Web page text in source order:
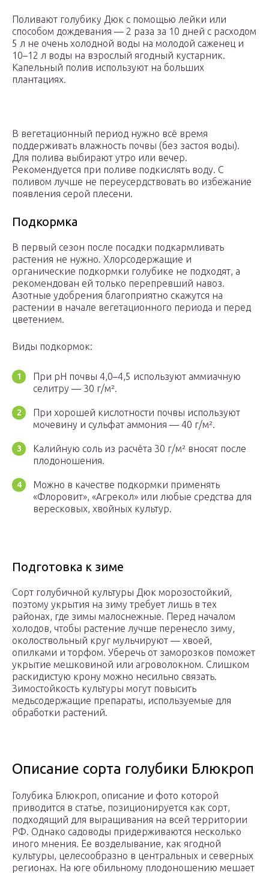
Поливают голубику Дюк с помощью лейки или
способом дождевания — 2 раза за 10 дней с расходом
5 л не очень холодной воды на молодой саженец и
10–12 л воды на взрослый ягодный кустарник.
Капельный полив используют на больших
плантациях.
В вегетационный период нужно всё время
поддерживать влажность почвы (без застоя воды).
Для полива выбирают утро или вечер.
Рекомендуется при поливе подкислять воду. С
поливом лучше не переусердствовать во избежание
появления серой плесени.
Подкормка
В первый сезон после посадки подкармливать
растения не нужно. Хлорсодержащие и
органические подкормки голубике не подходят, а
рекомендован ей только перепревший навоз.
Азотные удобрения благоприятно скажутся на
растении в начале вегетационного периода и перед
цветением.
Виды подкормок:
При рН почвы 4,0–4,5 используют аммиачную
селитру — 30 г/м².
При хорошей кислотности почвы используют
мочевину и сульфат аммония — 40 г/м².
Калийную соль из расчёта 30 г/м² вносят после
плодоношения.
Можно в качестве подкормки применять
«Флоровит», «Агрекол» или любые средства для
вересковых, хвойных культур.
Подготовка к зиме
Сорт голубичной культуры Дюк морозостойкий,
поэтому укрытия на зиму требует лишь в тех
районах, где зимы малоснежные. Перед началом
холодов, чтобы растение лучше перенесло зиму,
околоствольный круг мульчируют — хвоей,
опилками и торфом. Уберечь от заморозков поможет
укрытие мешковиной или агроволокном. Слишком
раскидистую крону можно несильно связать.
Зимостойкость культуры могут повысить
медьсодержащие препараты, используемые для
обработки растений.
Описание сорта голубики Блюкроп
Голубика Блюкроп, описание и фото которой
приводится в статье, позиционируется как сорт,
подходящий для выращивания на всей территории
РФ. Однако садоводы придерживаются несколько
иного мнения. Ее возделывание, как ягодной
культуры, целесообразно в центральных и северных
регионах. На юге обильному плодоношению мешает